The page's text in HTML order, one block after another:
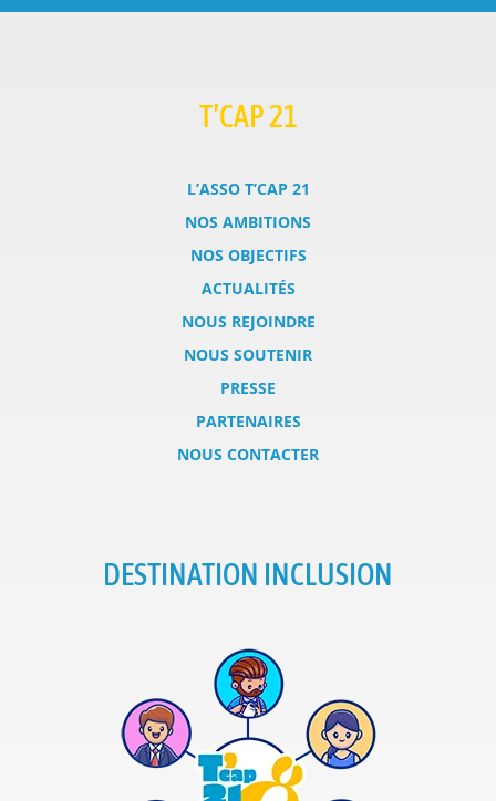
T’CAP 21
L’ASSO T’CAP 21
NOS AMBITIONS
NOS OBJECTIFS
ACTUALITÉS
NOUS REJOINDRE
NOUS SOUTENIR
PRESSE
PARTENAIRES
NOUS CONTACTER
DESTINATION INCLUSION